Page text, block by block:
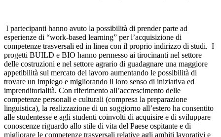
I partecipanti hanno avuto la possibilità di prender parte ad
esperienze di “work-based learning” per l’acquisizione di
competenze trasversali ed in linea con il proprio indirizzo di studi. I
progetti BUILD e BIO hanno permesso ai tirocinanti nel settore
delle costruzioni e nel settore agrario di guadagnare una maggiore
appetibilità sul mercato del lavoro aumentando le possibilità di
trovare un impiego e migliorando il loro senso di iniziativa ed
imprenditorialità. Con riferimento all’accrescimento delle
competenze personali e culturali (compresa la preparazione
linguistica), la realizzazione di un soggiorno all’estero ha consentito
alle studentesse e agli studenti coinvolti di acquisire e di sviluppare
conoscenze riguardo allo stile di vita del Paese ospitante e di
migliorare le competenze trasversali relative agli ambiti lavorativi e